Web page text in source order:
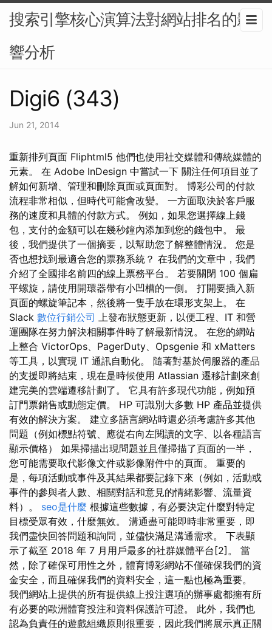
搜索引擎核心演算法對網站排名的影
響分析
Digi6 (343)
Jun 21, 2014
重新排列頁面 Fliphtml5 他們也使用社交媒體和傳統媒體的
元素。 在 Adob​​e InDesign 中嘗試一下 關注任何項目並了
解如何新增、管理和刪除頁面或頁面對。 博彩公司的付款
流程非常相似，但時代可能會改變。 一方面取決於客戶服
務的速度和具體的付款方式。 例如，如果您選擇線上錢
包，支付的金額可以在幾秒鐘內添加到您的錢包中。 最
後，我們提供了一個摘要，以幫助您了解整體情況。 您是
否也想找到最適合您的票務系統？ 在我們的文章中，我們
介紹了全國排名前四的線上票務平台。 若要關閉 100 個扁
平螺旋，請使用開環器帶有小凹槽的一側。 打開要插入新
頁面的螺旋筆記本，然後將一隻手放在環形支架上。 在
Slack 數位行銷公司 上發布狀態更新，以便工程、IT 和營
運團隊在努力解決相關事件時了解最新情況。 在您的網站
上整合 VictorOps、PagerDuty、Opsgenie 和 xMatters
等工具，以實現 IT 通訊自動化。 隨著對基於伺服器的產品
的支援即將結束，現在是時候使用 Atlassian 遷移計劃來創
建完美的雲端遷移計劃了。 它具有許多現代功能，例如預
訂門票銷售或動態定價。 HP 可識別大多數 HP 產品並提供
有效的解決方案。 建立多語言網站時還必須考慮許多其他
問題（例如標點符號、應從右向左閱讀的文字、以各種語言
顯示價格） 如果掃描出現問題並且僅掃描了頁面的一半，
您可能需要取代影像文件或影像附件中的頁面。 重要的
是，每項活動或事件及其結果都要記錄下來（例如，活動或
事件的參與者人數、相關對話和意見的情緒影響、流量資
料）。 seo是什麼 根據這些數據，有必要決定什麼對特定
目標受眾有效，什麼無效。 溝通盡可能即時非常重要，即
我們盡快回答問題和詢問，並儘快滿足溝通需求。 下表顯
示了截至 2018 年 7 月用戶最多的社群媒體平台[2]。 當
然，除了確保可用性之外，體育博彩網站不僅確保我們的資
金安全，而且確保我們的資料安全，這一點也極為重要。
我們網站上提供的所有提供線上投注選項的辦事處都擁有所
有必要的歐洲體育投注和資料保護許可證。 此外，我們也
認為負責任的遊戲組織原則很重要，因此我們將展示真正關